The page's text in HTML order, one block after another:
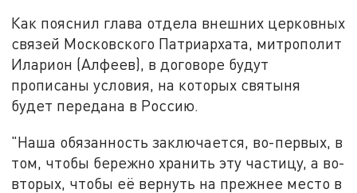
Как пояснил глава отдела внешних церковных
связей Московского Патриархата, митрополит
Иларион (Алфеев), в договоре будут
прописаны условия, на которых святыня
будет передана в Россию.
"Наша обязанность заключается, во-первых, в
том, чтобы бережно хранить эту частицу, а во-
вторых, чтобы её вернуть на прежнее место в